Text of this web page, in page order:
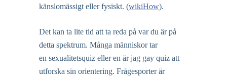
känslomässigt eller fysiskt. (wikiHow).
Det kan ta lite tid att ta reda på var du är på
detta spektrum. Många människor tar
ensexualitetsquiz eller enär jag gay quiz att
utforska sin orientering. Frågesporter är